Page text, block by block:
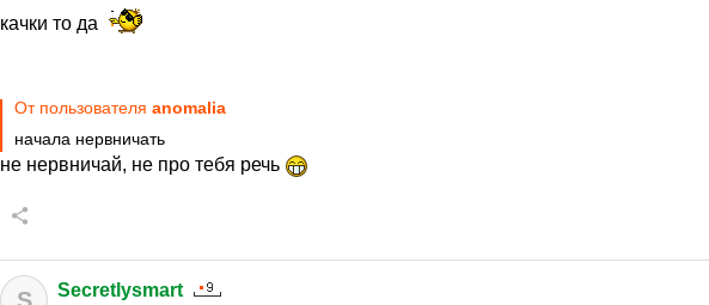
качки то да
От пользователя anomalia
начала нервничать
не нервничай, не про тебя речь
Secretlysmart